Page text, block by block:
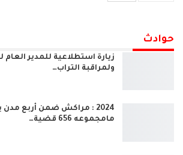
حوادث
زيارة استطلاعية للمدير العام
ولمراقبة التراب…
2024 : مراكش ضمن أربع
مامجموعه 656 قضية…